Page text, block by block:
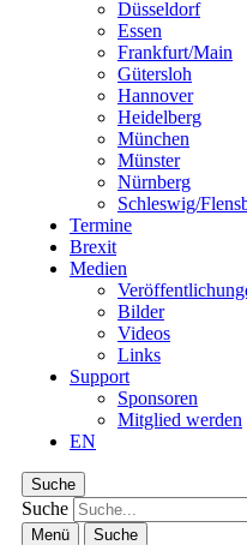
Düsseldorf
Essen
Frankfurt/Main
Gütersloh
Hannover
Heidelberg
München
Münster
Nürnberg
Schleswig/
Termine
Brexit
Medien
Bilder
Videos
Links
Support
Sponsoren
Mitglied werden
EN
Suche
Suche
Menü Suche